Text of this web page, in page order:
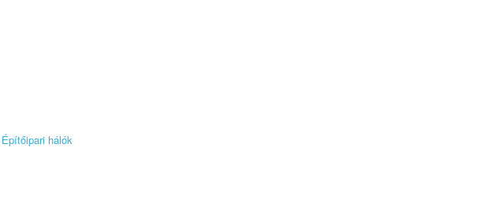
Építőipari hálók